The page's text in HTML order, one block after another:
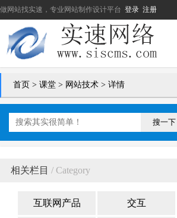
做网站找实速，专业网站制作设计平台 登录 注册
首页 > 课堂 > 网站技术 > 详情
搜一下
相关栏目 / Category
互联网产品 交互